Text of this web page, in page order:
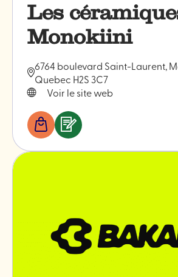
Les
Monokiini
6764 boulevard Saint-Laurent,
Quebec H2S 3C7
Voir le site web
BoutiquesServices